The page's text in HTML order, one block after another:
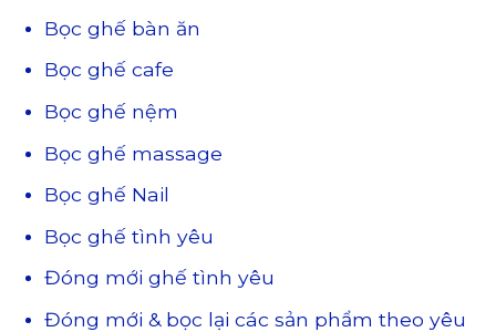
Bọc ghế bàn ăn
Bọc ghế cafe
Bọc ghế nệm
Bọc ghế massage
Bọc ghế Nail
Bọc ghế tình yêu
Đóng mới ghế tình yêu
Đóng mới & bọc lại các sản phẩm theo yêu